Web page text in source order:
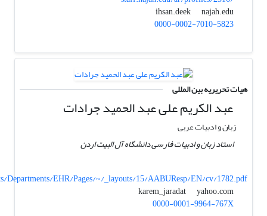
ihsan.deek
najah.edu
0000-0002-7010-5823
هیات تحریریه بین المللی
عبد الکریم علی عبد الحمید جرادات
زبان و ادبیات عربی
استاد زبان و ادبیات فارسی دانشگاه آل البیت اردن
Departments/EHR/Pages/~/_layouts/15/AABUResp/EN/cv/1782.pdf
karem_jaradat
yahoo.com
0000-0001-9964-767X